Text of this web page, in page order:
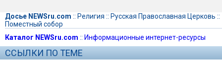
Досье NEWSru.com :: Религия :: Русская Православная Церковь ::
Поместный собор
Каталог NEWSru.com :: Информационные интернет-ресурсы
ССЫЛКИ ПО ТЕМЕ